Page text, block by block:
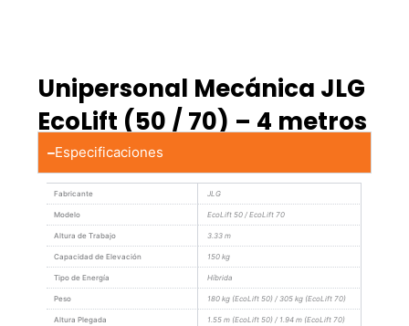
Unipersonal Mecánica JLG
EcoLift (50 / 70) – 4 metros
Especificaciones
Fabricante JLG
Modelo EcoLift 50 / EcoLift 70
Altura de Trabajo 3.33 m
Capacidad de Elevación 150 kg
Tipo de Energía Híbrida
Peso 180 kg (EcoLift 50) / 305 kg (EcoLift 70)
Altura Plegada 1.55 m (EcoLift 50) / 1.94 m (EcoLift 70)